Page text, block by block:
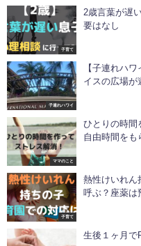
子育て
2歳言葉が遅
要はなし
子連れハワイ
【子連れハ
イスの広場が
ママのこと
ひとりの時間
自由時間をも
子育て
熱性けいれん
呼ぶ？座薬は
生後１ヶ月で